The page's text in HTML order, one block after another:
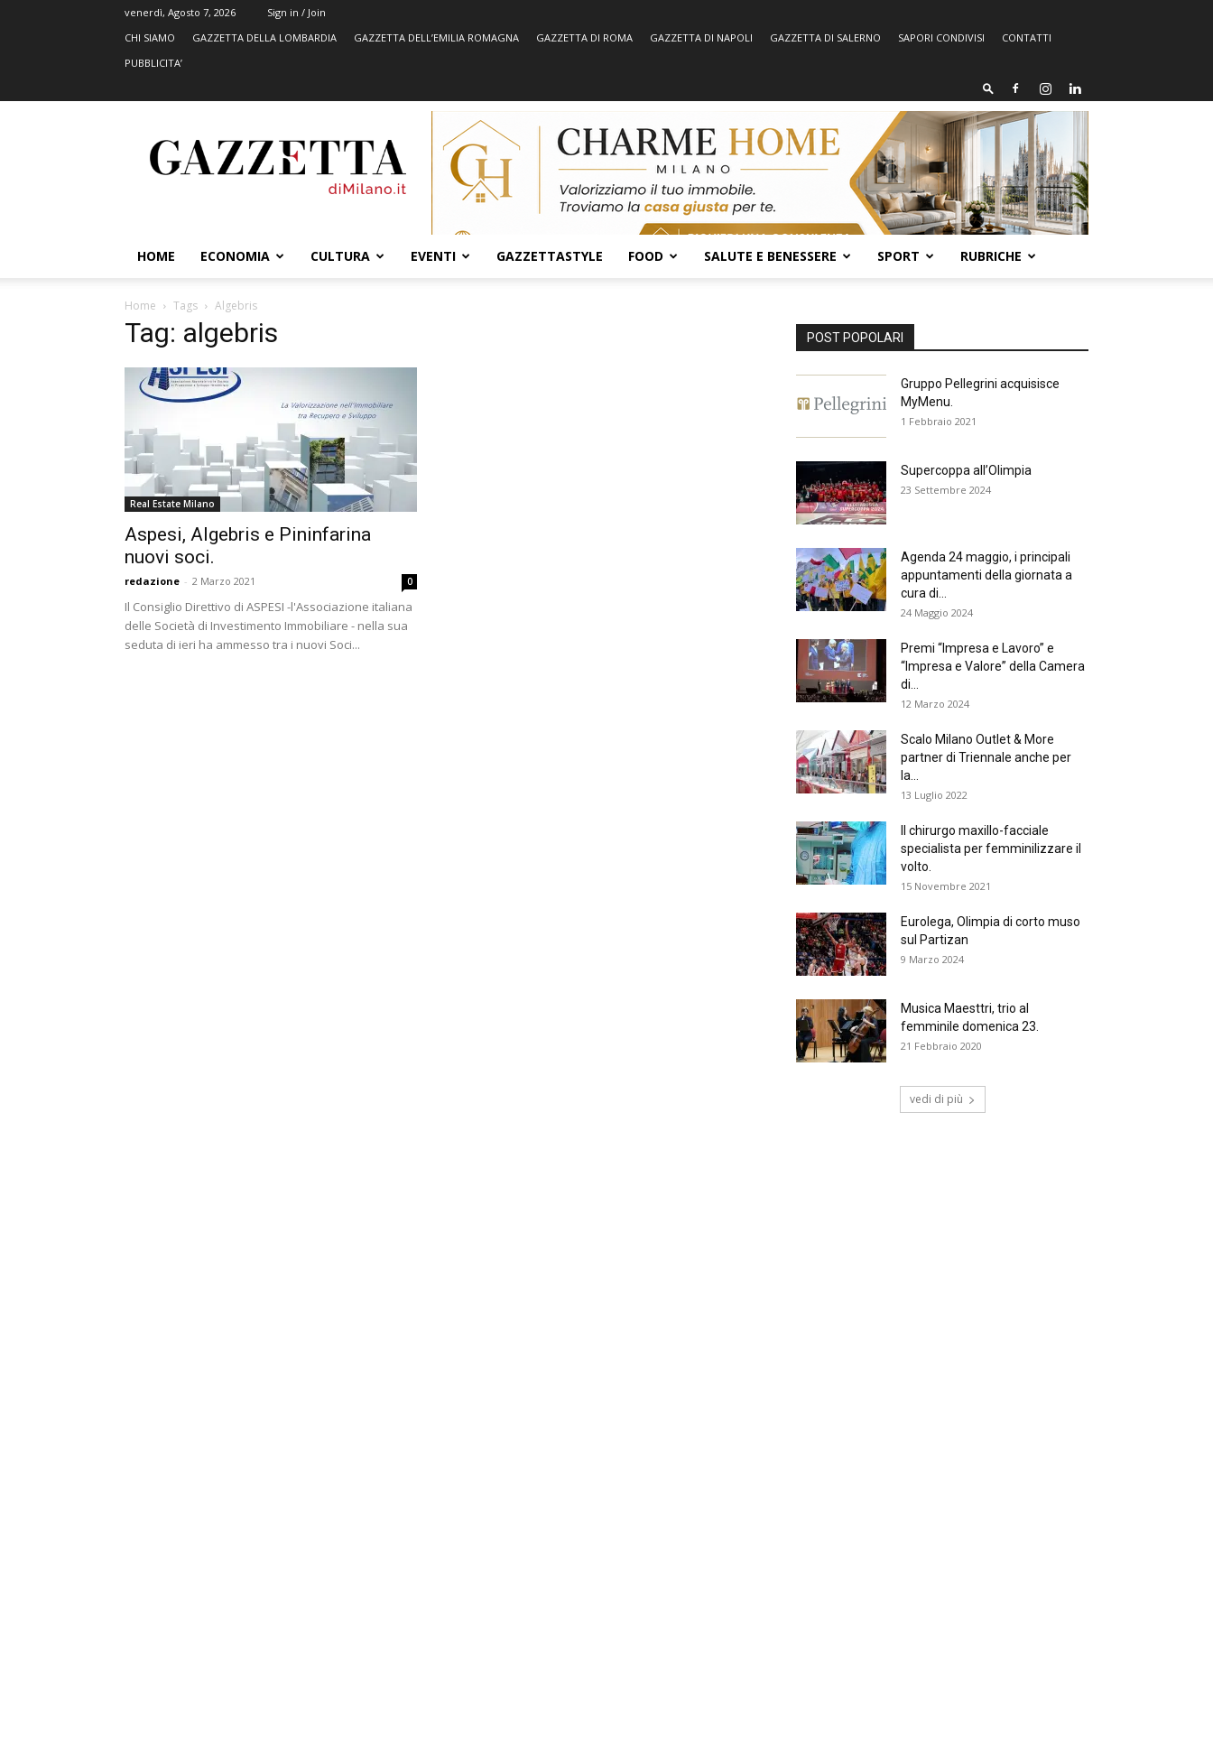
venerdì, Agosto 7, 2026
Sign in / Join
CHI SIAMO
GAZZETTA DELLA LOMBARDIA GAZZETTA DELL’EMILIA ROMAGNA GAZZETTA DI ROMA GAZZETTA DI NAPOLI GAZZETTA DI SALERNO SAPORI CONDIVISI
CONTATTI
PUBBLICITA’
HOME ECONOMIA CULTURA EVENTI GAZZETTASTYLE FOOD SALUTE E BENESSERE SPORT RUBRICHE
Home Tags Algebris
Tag: algebris
Real Estate Milano
Aspesi, Algebris e Pininfarina
nuovi soci.
redazione - 2 Marzo 2021 0
Il Consiglio Direttivo di ASPESI -l'Associazione italiana
delle Società di Investimento Immobiliare - nella sua
seduta di ieri ha ammesso tra i nuovi Soci...
POST POPOLARI
Gruppo Pellegrini acquisisce
MyMenu.
1 Febbraio 2021
Supercoppa all’Olimpia
23 Settembre 2024
Agenda 24 maggio, i principali
appuntamenti della giornata a
cura di...
24 Maggio 2024
Premi “Impresa e Lavoro” e
“Impresa e Valore” della Camera
di...
12 Marzo 2024
Scalo Milano Outlet & More
partner di Triennale anche per
la...
13 Luglio 2022
Il chirurgo maxillo-facciale
specialista per femminilizzare il
volto.
15 Novembre 2021
Eurolega, Olimpia di corto muso
sul Partizan
9 Marzo 2024
Musica Maesttri, trio al
femminile domenica 23.
21 Febbraio 2020
vedi di più